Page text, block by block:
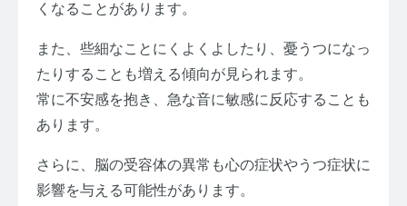
くなることがあります。
また、些細なことにくよくよしたり、憂うつになっ
たりすることも増える傾向が見られます。
常に不安感を抱き、急な音に敏感に反応することも
あります。
さらに、脳の受容体の異常も心の症状やうつ症状に
影響を与える可能性があります。